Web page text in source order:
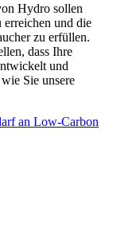
Hydro sollen
und die
zu erfüllen.
dass Ihre
und
Sie unsere
an Low-Carbon